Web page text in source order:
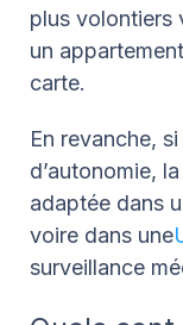
plus volontiers
un
carte.
En revanche,
d’autonomie,
adaptée dans
voire dans une
surveillance